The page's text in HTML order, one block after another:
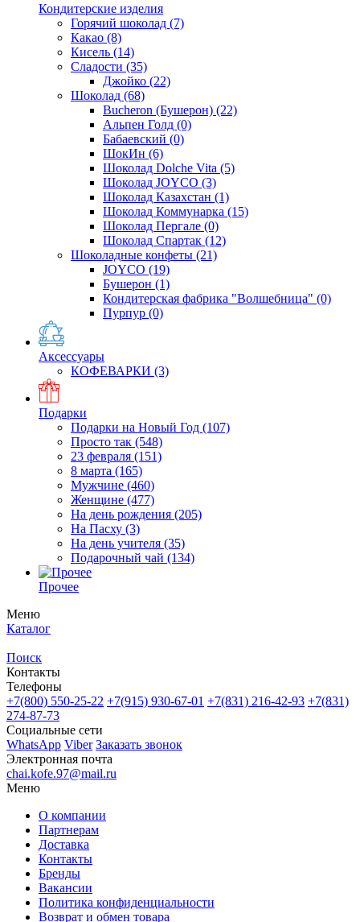
Кондитерские изделия
Горячий шоколад (7)
Какао (8)
Кисель (14)
Сладости (35)
Джойко (22)
Шоколад (68)
Bucheron (Бушерон) (22)
Альпен Голд (0)
Бабаевский (0)
ШокИн (6)
Шоколад Dolche Vita (5)
Шоколад JOYCO (3)
Шоколад Казахстан (1)
Шоколад Коммунарка (15)
Шоколад Пергале (0)
Шоколад Спартак (12)
Шоколадные конфеты (21)
JOYCO (19)
Бушерон (1)
Кондитерская фабрика "Волшебница" (0)
Пурпур (0)
Аксессуары
КОФЕВАРКИ (3)
Подарки
Подарки на Новый Год (107)
Просто так (548)
23 февраля (151)
8 марта (165)
Мужчине (460)
Женщине (477)
На день рождения (205)
На Пасху (3)
На день учителя (35)
Подарочный чай (134)
Прочее
Меню
Каталог
Поиск
Контакты
Телефоны
+7(800) 550-25-22 +7(915) 930-67-01 +7(831) 216-42-93 +7(831)
274-87-73
Социальные сети
WhatsApp Viber Заказать звонок
Электронная почта
chai.kofe.97@mail.ru
Меню
О компании
Партнерам
Доставка
Контакты
Бренды
Вакансии
Политика конфиденциальности
Возврат и обмен товара